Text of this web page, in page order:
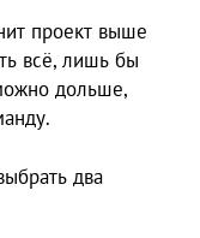
проект выше
всё, лишь бы
дольше,
два